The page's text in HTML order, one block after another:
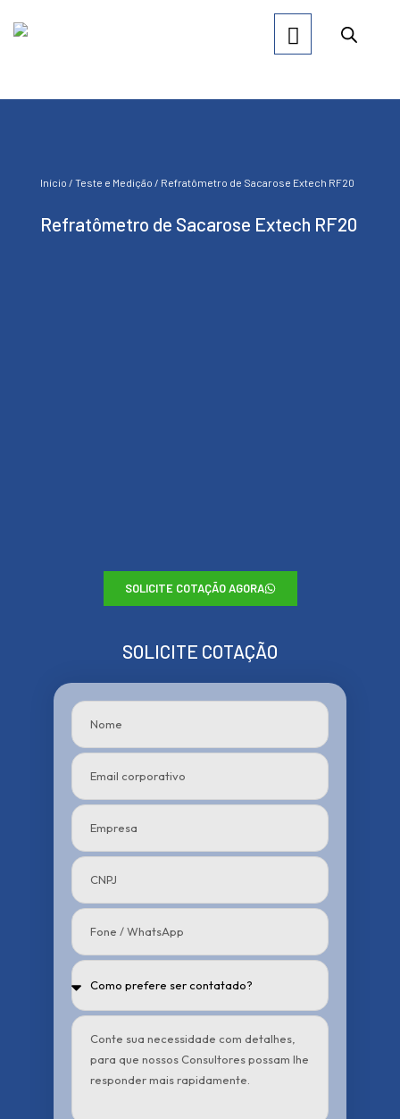
Início / Teste e Medição / Refratômetro de Sacarose Extech RF20
Refratômetro de Sacarose Extech RF20
SOLICITE COTAÇÃO AGORA
SOLICITE COTAÇÃO